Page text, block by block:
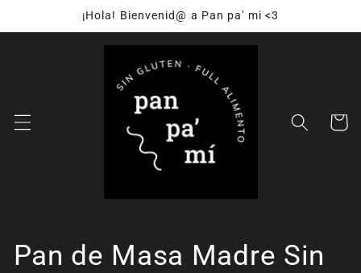
directamente
al contenido
¡Hola! Bienvenid@ a Pan pa' mi <3
Carrito
C
Pan de Masa Madre Sin